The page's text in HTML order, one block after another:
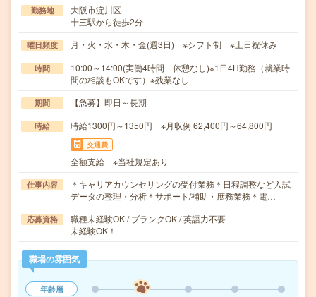
勤務地
大阪市淀川区
十三駅から徒歩2分
曜日頻度 月・火・水・木・金(週3日) ※シフト制 ※土日祝休み
時間
10:00～14:00(実働4時間 休憩なし)※1日4H勤務（就業時
間の相談もOKです）※残業なし
期間 【急募】即日～長期
時給 時給1300円～1350円 ※月収例 62,400円～64,800円
交通費
全額支給 ※当社規定あり
仕事内容
＊キャリアカウンセリングの受付業務＊日程調整など入試
データの整理・分析＊サポート/補助・庶務業務＊電…
応募資格
職種未経験OK / ブランクOK / 英語力不要
未経験OK！
職場の雰囲気
年齢層